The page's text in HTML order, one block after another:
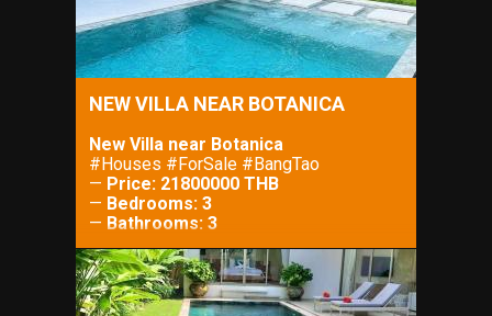
NEW VILLA NEAR BOTANICA
New Villa near Botanica
#Houses #ForSale #BangTao
— Price: 21800000 THB
— Bedrooms: 3
— Bathrooms: 3
—Property Size: 300 m²
—Lot Size: 450 m²